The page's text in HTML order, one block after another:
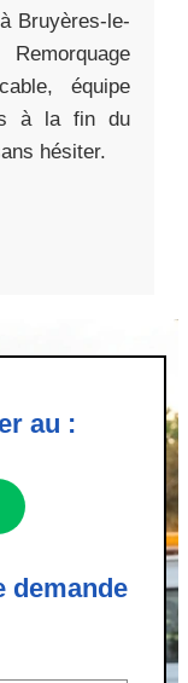
Bruyères-le-
équipe
à la fin du
hésiter.
au :
demande